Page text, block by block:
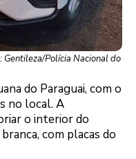
Gentileza/Polícia Nacional do
do Paraguai, com o
no local. A
o interior do
com placas do